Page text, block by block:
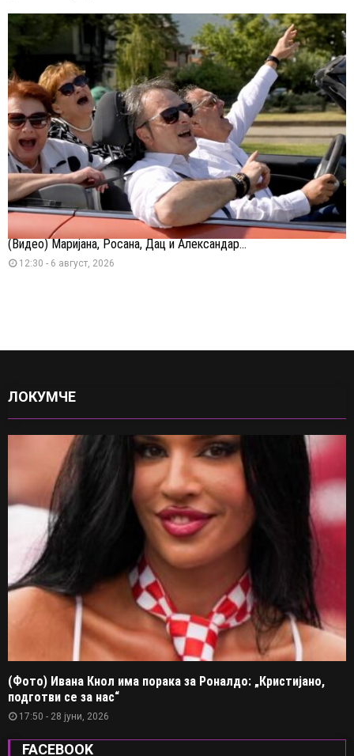
(Видео) Маријана, Росана, Дац и Александар...
12:30 - 6 август, 2026
ЛОКУМЧЕ
(Фото) Ивана Кнол има порака за Роналдо: „Кристијано,
подготви се за нас“
17:50 - 28 јуни, 2026
FACEBOOK